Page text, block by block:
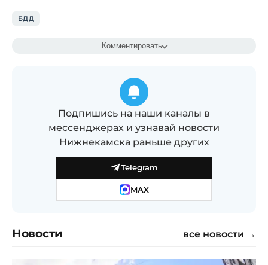
БДД
Комментировать
Подпишись на наши каналы в
мессенджерах и узнавай новости
Нижнекамска раньше других
Telegram
MAX
Новости все новости →